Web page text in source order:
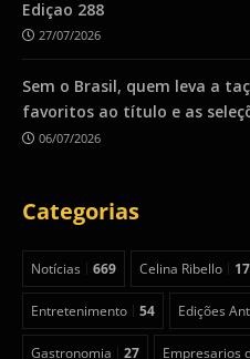
Ediçao 288
27/07/2026
Sem o Brasil, quem leva a
favoritos ao título e as
06/07/2026
Categorias
Notícias 669 Celina Ribello
Entretenimento 54 Edições
Gastronomia 27 Empresarios